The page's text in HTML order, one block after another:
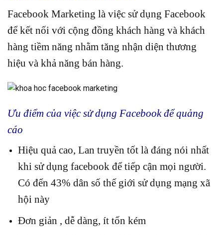
Facebook Marketing là việc sử dụng Facebook
để kết nối với cộng đồng khách hàng và khách
hàng tiềm năng nhằm tăng nhận diện thương
hiệu và khả năng bán hàng.
Ưu điểm của việc sử dụng Facebook để quảng
cáo
Hiệu quả cao, Lan truyền tốt là đáng nói nhất
khi sử dụng facebook để tiếp cận mọi người.
Có đến 43% dân số thế giới sử dụng mạng xã
hội này
Đơn giản , dễ dàng, ít tốn kém